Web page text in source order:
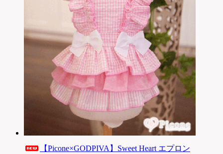
【Picone×GODPIVA】Sweet Heart エプロン